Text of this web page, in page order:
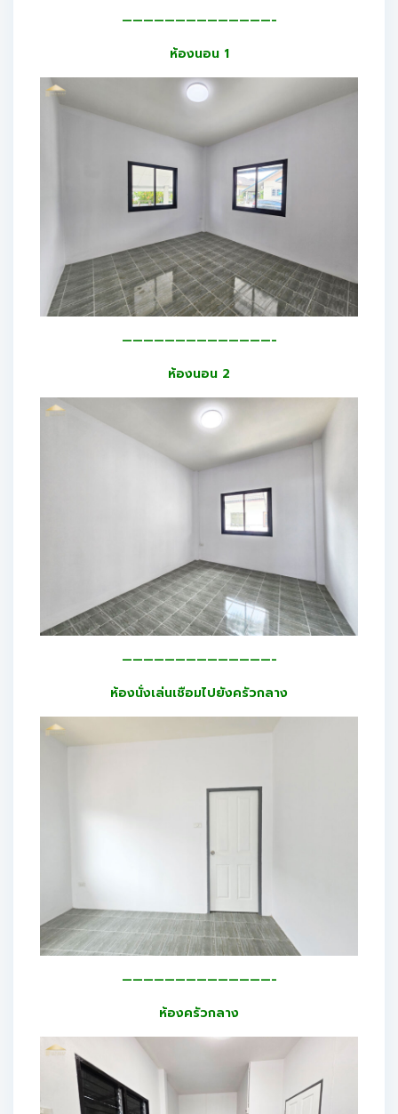
——————————————-
ห้องนอน 1
——————————————-
ห้องนอน 2
——————————————-
ห้องนั่งเล่นเชือมไปยังครัวกลาง
——————————————-
ห้องครัวกลาง